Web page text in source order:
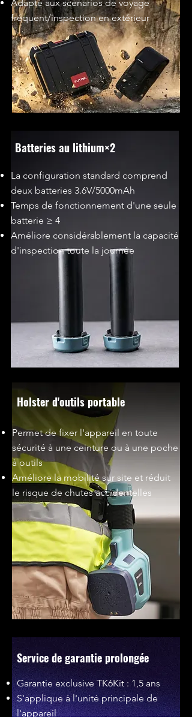
Adapté aux scénarios de voyage
fréquent/inspection en extérieur
Batteries au lithium×2
La configuration standard comprend
deux batteries 3.6V/5000mAh
Temps de fonctionnement d'une seule
batterie ≥ 4
Améliore considérablement la capacité
d'inspection toute la journée
Holster d'outils portable
Permet de fixer l'appareil en toute
sécurité à une ceinture ou à une poche
à outils
Améliore la mobilité sur site et réduit
le risque de chutes accidentelles
Service de garantie prolongée
Garantie exclusive TK6Kit : 1,5 ans
S'applique à l'unité principale de
l'appareil